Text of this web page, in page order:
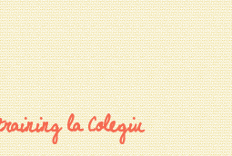
la Colegiu